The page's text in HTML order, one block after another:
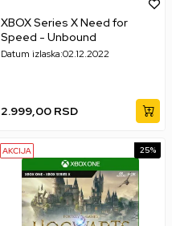
XBOX Series X Need for
Speed - Unbound
Datum izlaska:02.12.2022
2.999,00 RSD
25%